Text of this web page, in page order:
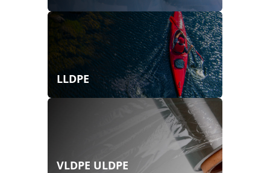
LLDPE
VLDPE ULDPE